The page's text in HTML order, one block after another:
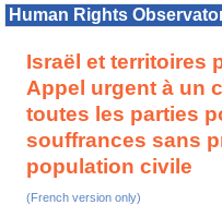
Human Rights
Israël et territoires
Appel urgent à un
toutes les parties
souffrances sans
population civile
(French version only)